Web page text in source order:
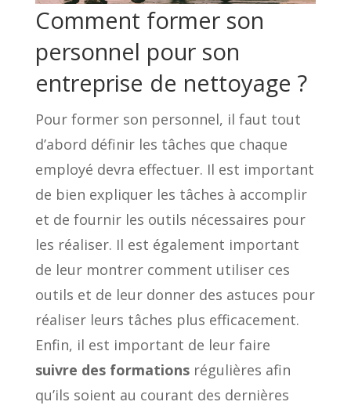
Comment former son
personnel pour son
entreprise de nettoyage ?
Pour former son personnel, il faut tout
d’abord définir les tâches que chaque
employé devra effectuer. Il est important
de bien expliquer les tâches à accomplir
et de fournir les outils nécessaires pour
les réaliser. Il est également important
de leur montrer comment utiliser ces
outils et de leur donner des astuces pour
réaliser leurs tâches plus efficacement.
Enfin, il est important de leur faire
suivre des formationsrégulières afin
qu’ils soient au courant des dernières